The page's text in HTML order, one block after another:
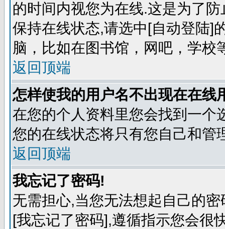
的时间内视您为在线.这是为了
保持在线状态,请选中[自动登陆]
脑，比如在图书馆，网吧，学
返回顶端
怎样使我的用户名不出现在在线
在您的个人资料里您会找到一个
您的在线状态将只有您自己和管
返回顶端
我忘记了密码!
无需担心,当您无法想起自己的
[我忘记了密码],遵循指示您会很